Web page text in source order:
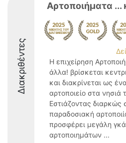
Διακριθέντες
Αρτοποιήματα ...
Η επιχείρηση
άλλα! βρίσκεται
και διακρίνεται ως
αρτοποιείο στα
Εστιάζοντας διαρκώς
παραδοσιακή
προσφέρει μεγάλη
αρτοποιημάτων ...